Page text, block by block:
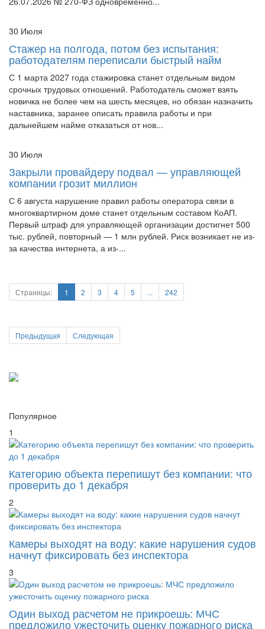
30 Июля
Стажер на полгода, потом без испытания:
работодателям переписали быстрый найм
С 1 марта 2027 года стажировка станет отдельным видом
срочных трудовых отношений. Работодатель сможет взять
новичка не более чем на шесть месяцев, но обязан назначить
наставника, заранее описать правила работы и при
дальнейшем найме отказаться от нов...
30 Июля
Закрыли провайдеру подвал — управляющей
компании грозит миллион
С 6 августа нарушение правил работы оператора связи в
многоквартирном доме станет отдельным составом КоАП.
Первый штраф для управляющей организации достигнет 500
тыс. рублей, повторный — 1 млн рублей. Риск возникает не из-
за качества интернета, а из-...
Страницы: 1 2 3 4 5 ... 242
Предыдущая Следующая
Популярное
1
Категорию объекта перепишут без компании: что
проверить до 1 декабря
2
Камеры выходят на воду: какие нарушения судов
начнут фиксировать без инспектора
3
Один выход расчетом не прикроешь: МЧС
предложило ужесточить оценку пожарного риска